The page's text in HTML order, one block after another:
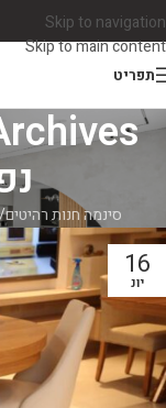
Skip to navigation
Skip to main content
תפריט
סינמה חנות רהיטים/
16
יונ